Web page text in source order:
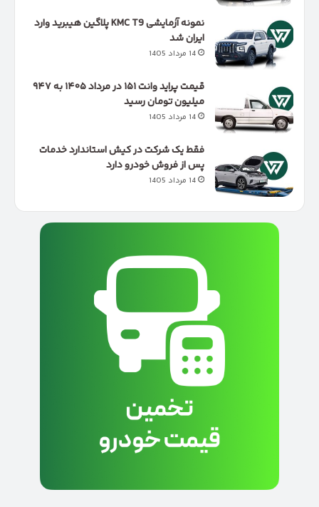
نمونه آزمایشی KMC T9 پلاگین هیبرید وارد
ایران شد
14 مرداد 1405
قیمت پراید وانت ۱۵۱ در مرداد ۱۴۰۵ به ۹۴۷
میلیون تومان رسید
14 مرداد 1405
فقط یک شرکت در کیش استاندارد خدمات
پس از فروش خودرو دارد
14 مرداد 1405